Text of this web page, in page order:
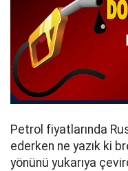
Petrol fiyatlarında
ederken ne yazık ki
yönünü yukarıya